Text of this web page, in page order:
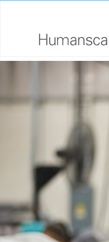
工作台灯
技术工具
线缆管理
人体工学工具
何处购买
签约合作伙伴
GOVERNMENT & EDUCATION